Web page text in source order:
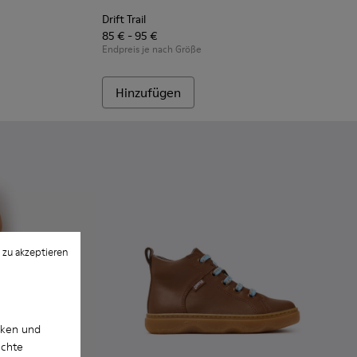
und
akzeptieren
Drift Trail
85 € - 95 €
Endpreis je nach Größe
Hinzufügen